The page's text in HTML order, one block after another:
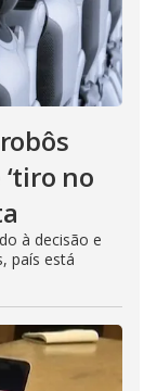
no
à decisão e
país está